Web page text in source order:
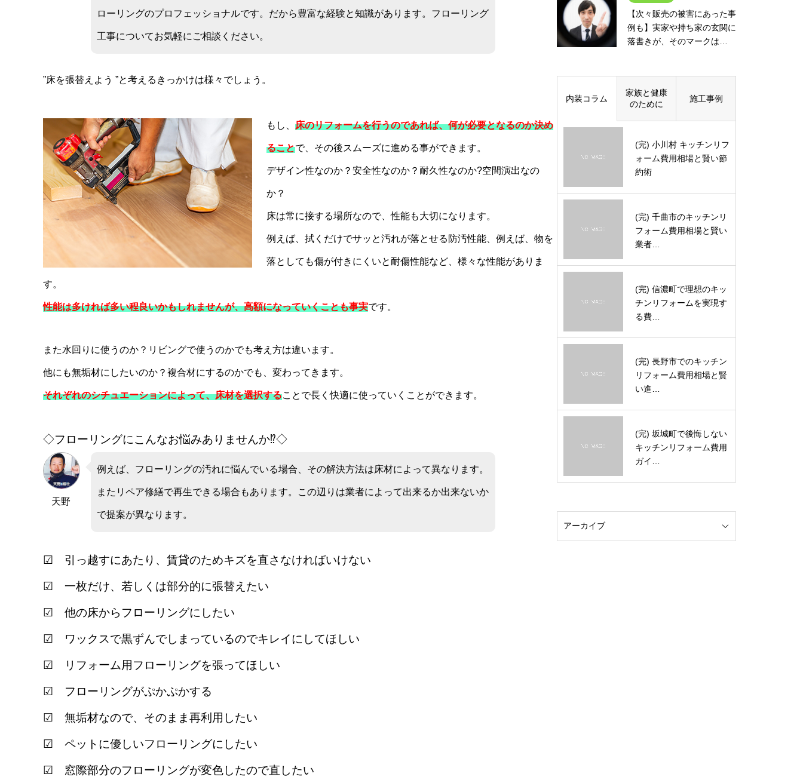
ローリングのプロフェッショナルです。だから豊富な経験と知識があります。フローリング
工事についてお気軽にご相談ください。
”床を張替えよう ”と考えるきっかけは様々でしょう。
もし、 床のリフォームを行うのであれば、何が必要となるのか決め
ることで、その後スムーズに進める事ができます。
デザイン性なのか？安全性なのか？耐久性なのか?空間演出なの
か？
床は常に接する場所なので、性能も大切になります。
例えば、拭くだけでサッと汚れが落とせる防汚性能、例えば、物を
落としても傷が付きにくいと耐傷性能など、様々な性能がありま
す。
性能は多ければ多い程良いかもしれませんが、高額になっていくことも事実です。
また水回りに使うのか？リビングで使うのかでも考え方は違います。
他にも無垢材にしたいのか？複合材にするのかでも、変わってきます。
それぞれのシチュエーションによって、床材を選択することで長く快適に使っていくことができます。
◇フローリングにこんなお悩みありませんか⁉◇
天野
例えば、フローリングの汚れに悩んでいる場合、その解決方法は床材によって異なります。
またリペア修繕で再生できる場合もあります。この辺りは業者によって出来るか出来ないか
で提案が異なります。
☑ 引っ越すにあたり、賃貸のためキズを直さなければいけない
☑ 一枚だけ、若しくは部分的に張替えたい
☑ 他の床からフローリングにしたい
☑ ワックスで黒ずんでしまっているのでキレイにしてほしい
☑ リフォーム用フローリングを張ってほしい
☑ フローリングがぷかぷかする
☑ 無垢材なので、そのまま再利用したい
☑ ペットに優しいフローリングにしたい
☑ 窓際部分のフローリングが変色したので直したい
【次々販売の被害にあった事
例も】実家や持ち家の玄関に
落書きが、そのマークは…
内装コラム
家族と健康
のために
施工事例
(完) 小川村 キッチンリフ
ォーム費用相場と賢い節
約術
(完) 千曲市のキッチンリ
フォーム費用相場と賢い
業者…
(完) 信濃町で理想のキッ
チンリフォームを実現す
る費…
(完) 長野市でのキッチン
リフォーム費用相場と賢
い進…
(完) 坂城町で後悔しない
キッチンリフォーム費用
ガイ…